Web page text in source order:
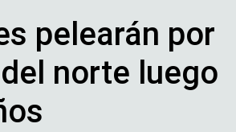
pelearán por
norte luego